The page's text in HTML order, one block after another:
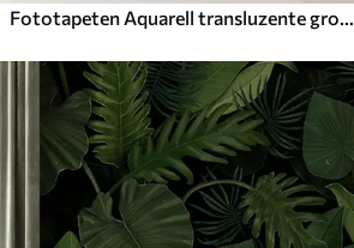
Fototapeten Aquarell transluzente große Blätter, grün, blau Farbe